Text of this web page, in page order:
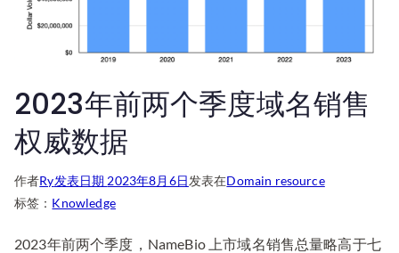
2023年前两个季度域名销售
权威数据
作者Ry发表日期 2023年8月6日发表在Domain resource
标签： Knowledge
2023年前两个季度，NameBio 上市域名销售总量略高于七